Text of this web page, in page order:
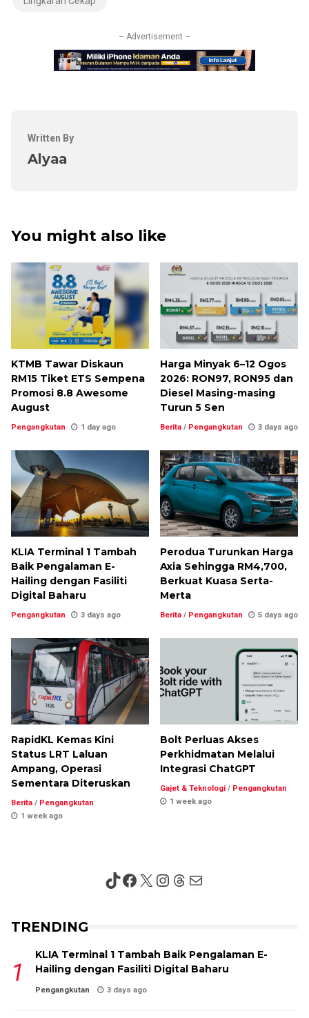
– Advertisement –
Written By
Alyaa
You might also like
KTMB Tawar Diskaun
RM15 Tiket ETS Sempena
Promosi 8.8 Awesome
August
Pengangkutan 1 day ago
Harga Minyak 6–12 Ogos
2026: RON97, RON95 dan
Diesel Masing-masing
Turun 5 Sen
Berita / Pengangkutan 3 days ago
KLIA Terminal 1 Tambah
Baik Pengalaman E-
Hailing dengan Fasiliti
Digital Baharu
Pengangkutan 3 days ago
Perodua Turunkan Harga
Axia Sehingga RM4,700,
Berkuat Kuasa Serta-
Merta
Berita / Pengangkutan 5 days ago
RapidKL Kemas Kini
Status LRT Laluan
Ampang, Operasi
Sementara Diteruskan
Berita / Pengangkutan
1 week ago
Bolt Perluas Akses
Perkhidmatan Melalui
Integrasi ChatGPT
Gajet & Teknologi / Pengangkutan
1 week ago
TikTok
Facebook
X Instagram
Threads
Mail
TRENDING
KLIA Terminal 1 Tambah Baik Pengalaman E-
Hailing dengan Fasiliti Digital Baharu
Pengangkutan 3 days ago